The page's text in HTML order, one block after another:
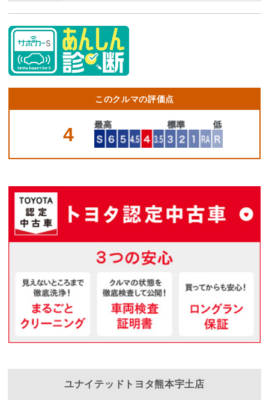
このクルマの評価点
4
ユナイテッドトヨタ熊本宇土店